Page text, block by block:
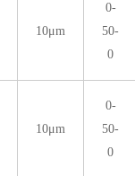
10μm
0-
50-
0
10μm
0-
50-
0